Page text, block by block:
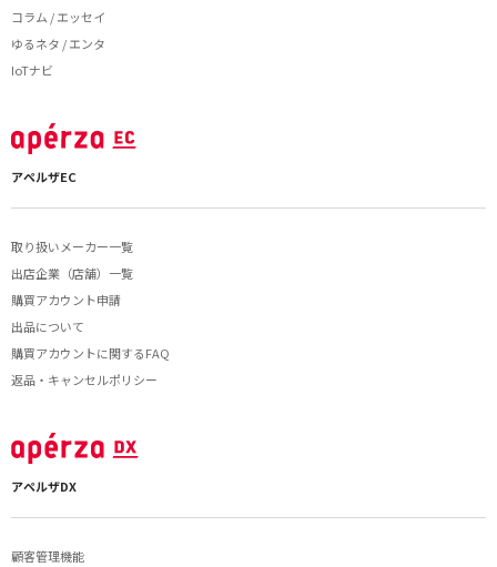
コラム / エッセイ
ゆるネタ / エンタ
IoTナビ
アペルザEC
取り扱いメーカー一覧
出店企業（店舗）一覧
購買アカウント申請
出品について
購買アカウントに関するFAQ
返品・キャンセルポリシー
アペルザDX
顧客管理機能